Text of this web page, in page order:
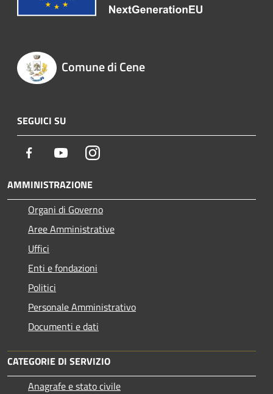
Comune di Cene
SEGUICI SU
Facebook YoutubeInstagram
AMMINISTRAZIONE
Organi di Governo
Aree Amministrative
Uffici
Enti e fondazioni
Politici
Personale Amministrativo
Documenti e dati
CATEGORIE DI SERVIZIO
Anagrafe e stato civile